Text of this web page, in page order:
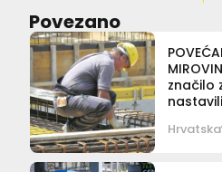
Povezano
značilo
Hrvatska